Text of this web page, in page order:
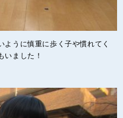
うに慎重に歩く子や慣れてく
いました！